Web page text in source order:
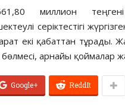
миллион
серіктестігі
екі қабаттан
арнайы қоймалар
Google+ ReddIt